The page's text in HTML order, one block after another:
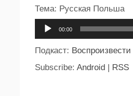
Тема: Русская Польша
00:00
Подкаст:
Subscribe: Android | RSS